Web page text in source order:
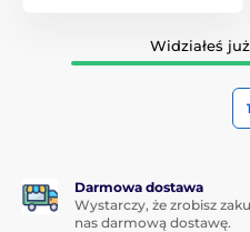
Widziałeś
1
Darmowa dostawa
Wystarczy, że zrobisz
nas darmową dostawę.